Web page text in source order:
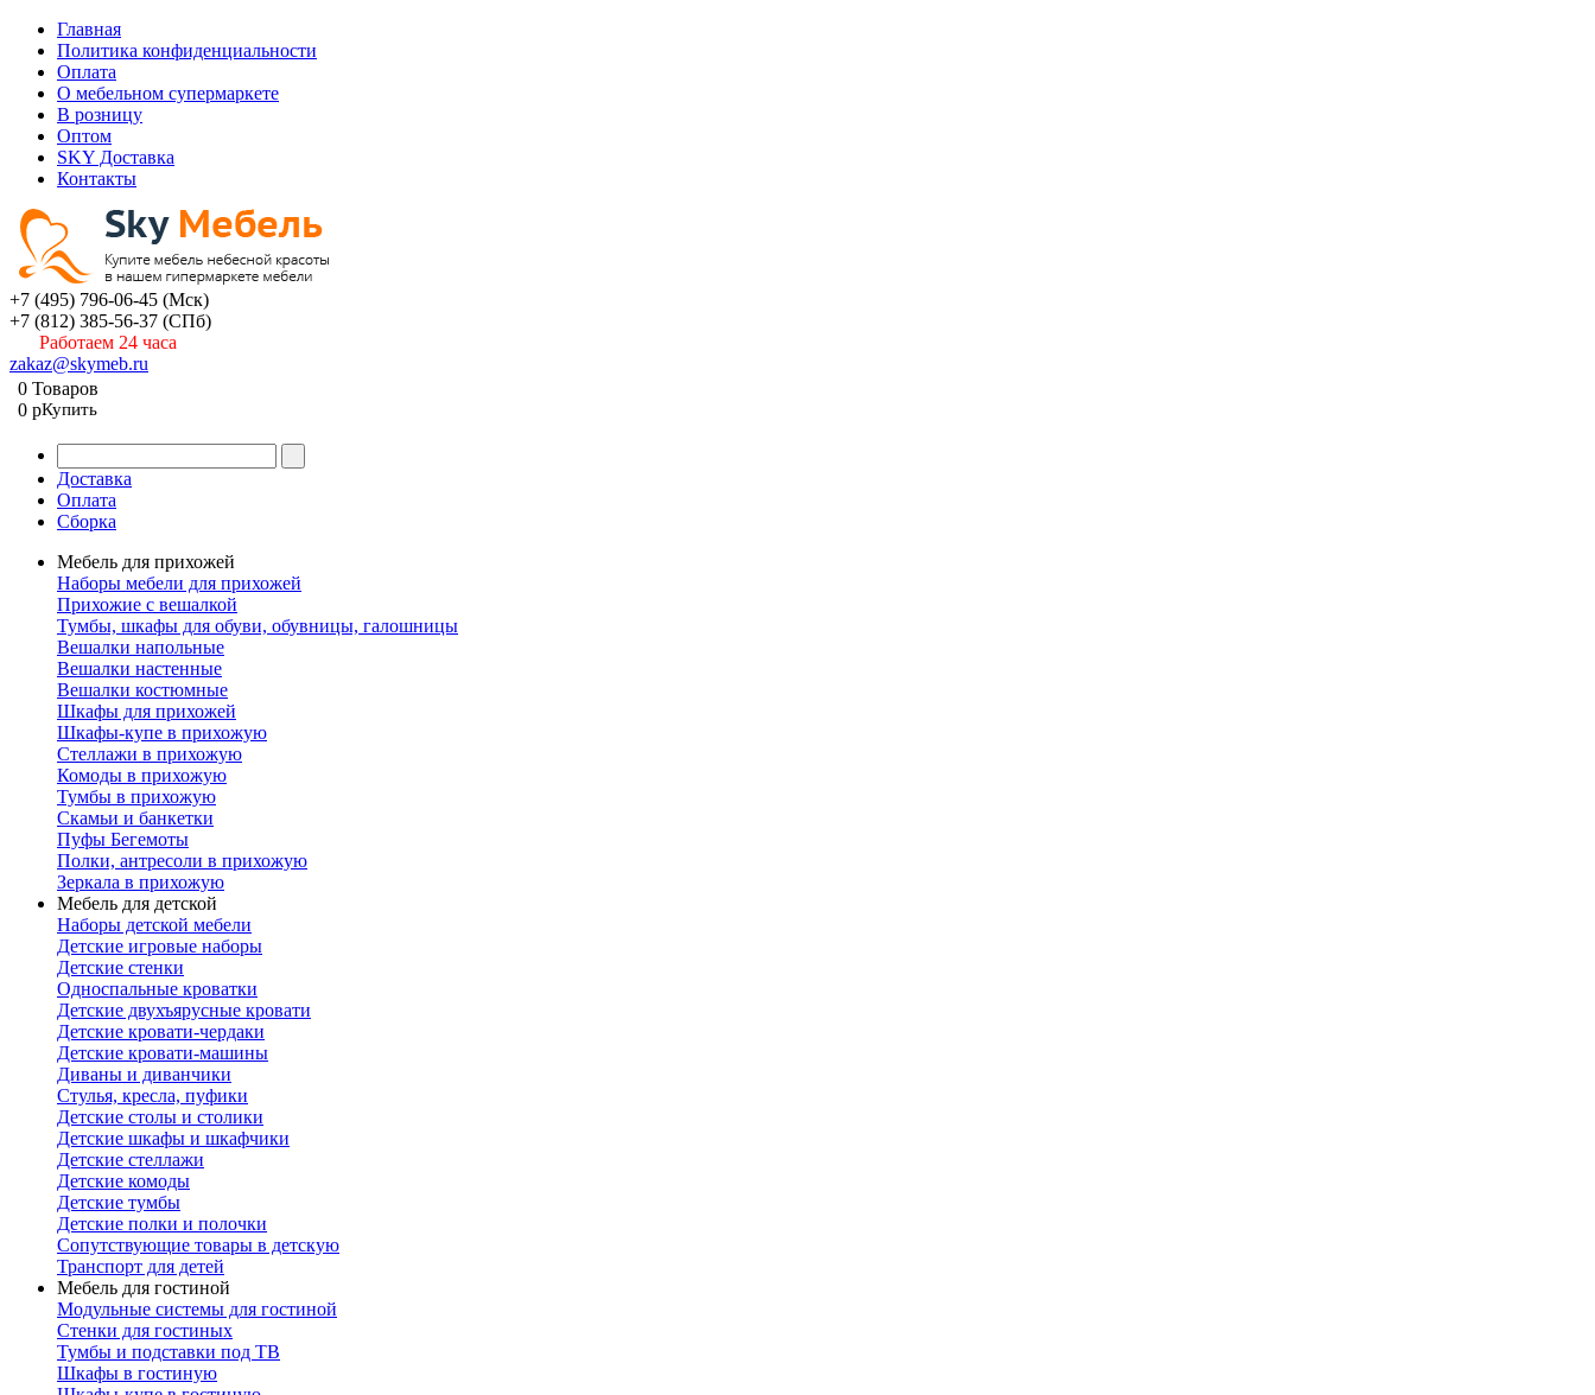
Главная
Политика конфиденциальности
Оплата
О мебельном супермаркете
В розницу
Оптом
SKY Доставка
Контакты
+7 (495) 796-06-45 (Мск)
+7 (812) 385-56-37 (СПб)
Работаем 24 часа
zakaz@skymeb.ru
0 Товаров
0 pКупить
Доставка
Оплата
Сборка
Мебель для прихожей
Наборы мебели для прихожей
Прихожие с вешалкой
Тумбы, шкафы для обуви, обувницы, галошницы
Вешалки напольные
Вешалки настенные
Вешалки костюмные
Шкафы для прихожей
Шкафы-купе в прихожую
Стеллажи в прихожую
Комоды в прихожую
Тумбы в прихожую
Скамьи и банкетки
Пуфы Бегемоты
Полки, антресоли в прихожую
Зеркала в прихожую
Мебель для детской
Наборы детской мебели
Детские игровые наборы
Детские стенки
Односпальные кроватки
Детские двухъярусные кровати
Детские кровати-чердаки
Детские кровати-машины
Диваны и диванчики
Стулья, кресла, пуфики
Детские столы и столики
Детские шкафы и шкафчики
Детские стеллажи
Детские комоды
Детские тумбы
Детские полки и полочки
Сопутствующие товары в детскую
Транспорт для детей
Мебель для гостиной
Модульные системы для гостиной
Стенки для гостиных
Тумбы и подставки под ТВ
Шкафы в гостиную